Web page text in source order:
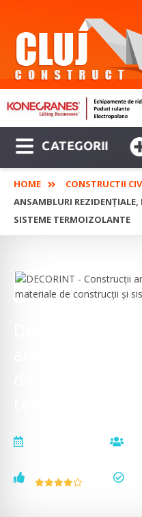
CATEGORII
HOME CONSTRUCTII
ANSAMBLURI REZIDENȚIALE,
SISTEME TERMOIZOLANTE